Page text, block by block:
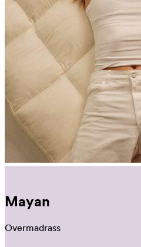
Mayan
Overmadrass